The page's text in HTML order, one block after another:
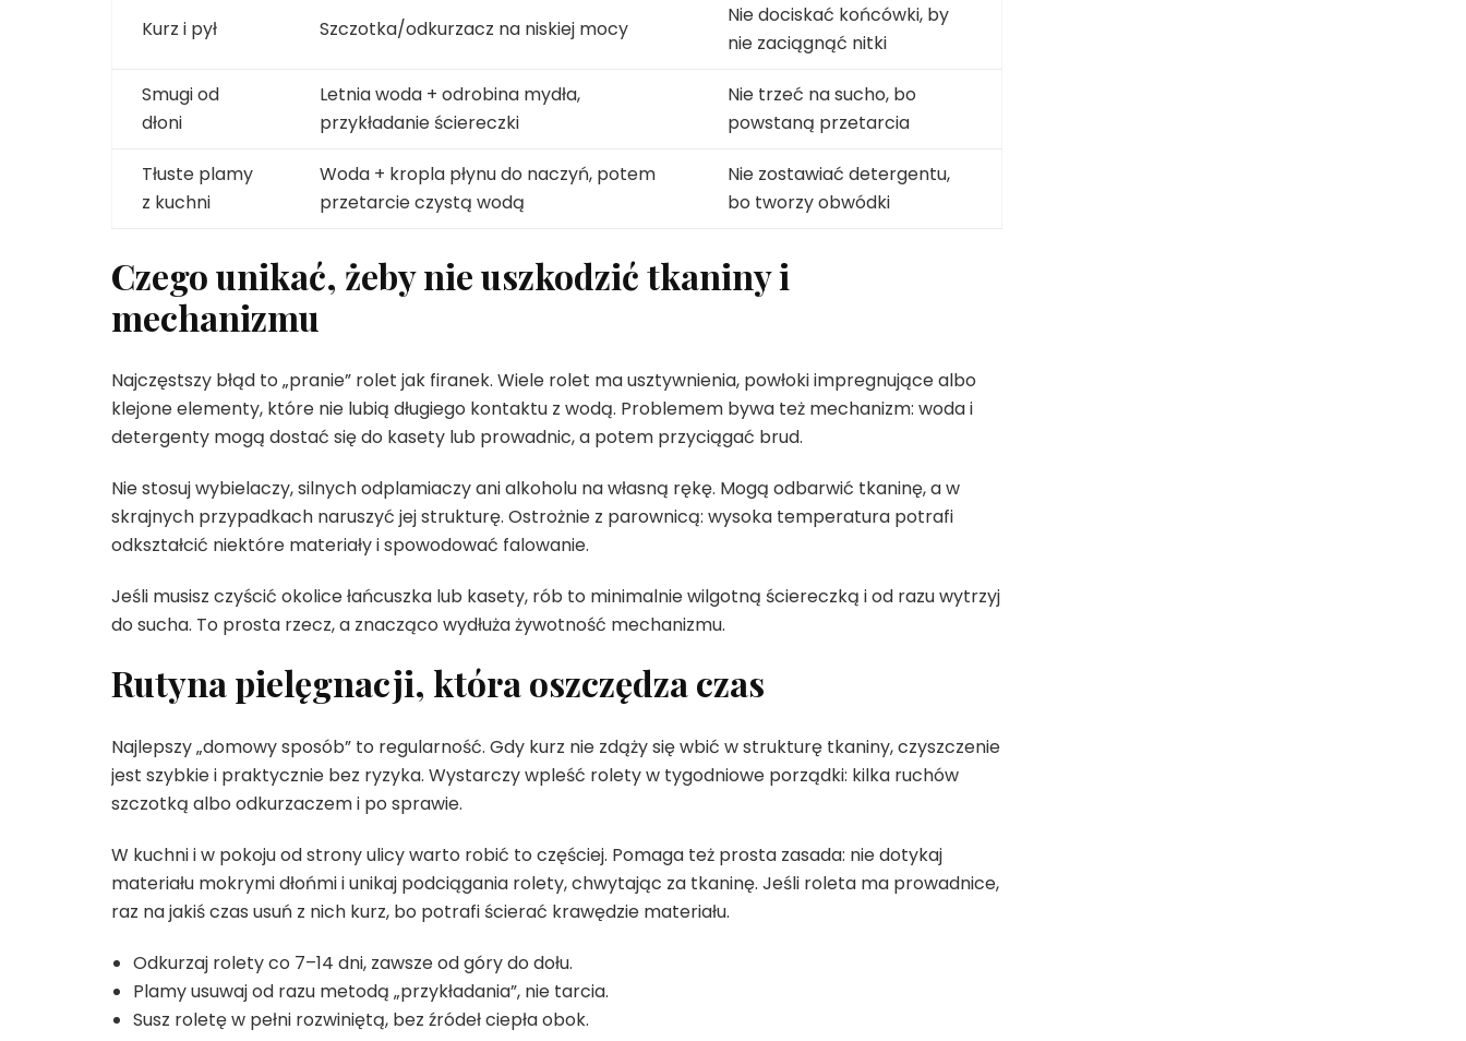
Kurz i pył Szczotka/odkurzacz na niskiej mocy
Nie dociskać końcówki, by
nie zaciągnąć nitki
Smugi od
dłoni
Letnia woda + odrobina mydła,
przykładanie ściereczki
Nie trzeć na sucho, bo
powstaną przetarcia
Tłuste plamy
z kuchni
Woda + kropla płynu do naczyń, potem
przetarcie czystą wodą
Nie zostawiać detergentu,
bo tworzy obwódki
Czego unikać, żeby nie uszkodzić tkaniny i
mechanizmu
Najczęstszy błąd to „pranie” rolet jak firanek. Wiele rolet ma usztywnienia, powłoki impregnujące albo
klejone elementy, które nie lubią długiego kontaktu z wodą. Problemem bywa też mechanizm: woda i
detergenty mogą dostać się do kasety lub prowadnic, a potem przyciągać brud.
Nie stosuj wybielaczy, silnych odplamiaczy ani alkoholu na własną rękę. Mogą odbarwić tkaninę, a w
skrajnych przypadkach naruszyć jej strukturę. Ostrożnie z parownicą: wysoka temperatura potrafi
odkształcić niektóre materiały i spowodować falowanie.
Jeśli musisz czyścić okolice łańcuszka lub kasety, rób to minimalnie wilgotną ściereczką i od razu wytrzyj
do sucha. To prosta rzecz, a znacząco wydłuża żywotność mechanizmu.
Rutyna pielęgnacji, która oszczędza czas
Najlepszy „domowy sposób” to regularność. Gdy kurz nie zdąży się wbić w strukturę tkaniny, czyszczenie
jest szybkie i praktycznie bez ryzyka. Wystarczy wpleść rolety w tygodniowe porządki: kilka ruchów
szczotką albo odkurzaczem i po sprawie.
W kuchni i w pokoju od strony ulicy warto robić to częściej. Pomaga też prosta zasada: nie dotykaj
materiału mokrymi dłońmi i unikaj podciągania rolety, chwytając za tkaninę. Jeśli roleta ma prowadnice,
raz na jakiś czas usuń z nich kurz, bo potrafi ścierać krawędzie materiału.
Odkurzaj rolety co 7–14 dni, zawsze od góry do dołu.
Plamy usuwaj od razu metodą „przykładania”, nie tarcia.
Susz roletę w pełni rozwiniętą, bez źródeł ciepła obok.